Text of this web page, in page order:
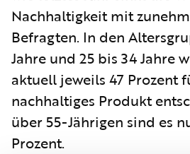
Nachhaltigkeit mit
Befragten. In den
Jahre und 25 bis 34 Jahre
aktuell jeweils 47 Prozent
nachhaltiges Produkt
über 55-Jährigen sind es
Prozent.